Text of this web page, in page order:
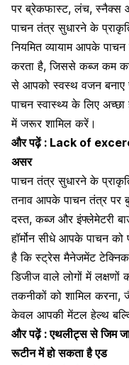
पर ब्रेकफास्ट, लंच, स्नैक्स
पाचन तंत्र सुधारने के
नियमित व्यायाम आपके
करता है, जिससे कब्ज कम
से आपको स्वस्थ वजन
पाचन स्वास्थ्य के लिए अच्छा
में जरूर शामिल करें।
और पढ़ें : Lack of
असर
पाचन तंत्र सुधारने के
तनाव आपके पाचन तंत्र पर
दस्त, कब्ज औरइंफ्लेमेटरी
हॉर्मोन सीधे आपके पाचन
है किस्ट्रेस मैनेजमेंटटेक्निक
डिजीज वाले लोगों में
तकनीकों को शामिल करना,
केवल आपकीमेंटल हेल्थ
और पढ़ें :एथलीट्स से जिम
रूटीन में हो सकता है एड